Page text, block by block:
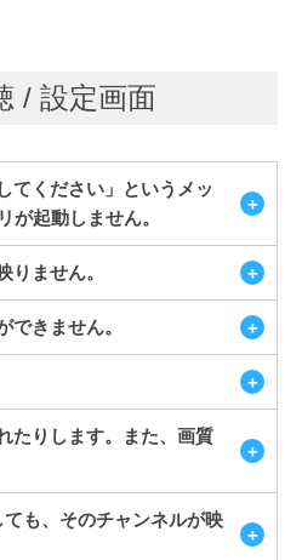
/ 設定画面
てください」というメッ
が起動しません。
りません。
できません。
たりします。また、画質
も、そのチャンネルが映